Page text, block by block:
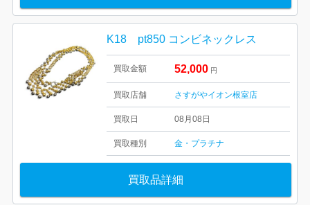
K18 pt850 コンビネックレス
買取金額 52,000 円
買取店舗 さすがやイオン根室店
買取日 08月08日
買取種別 金・プラチナ
買取品詳細